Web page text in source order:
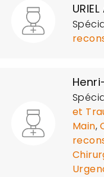
et
Main,